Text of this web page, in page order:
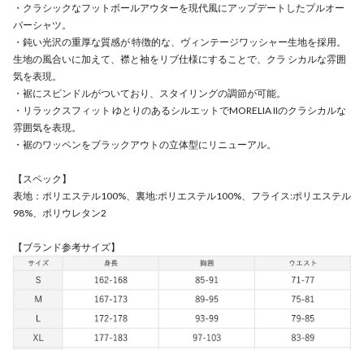
・クラシックなフットボールアウターを現代風にアップデートしたプルオー
バーシャツ。
・鈍い光沢の重厚な質感が 特徴的な、ヴィンテージワッシャー生地を採用。
生地の風合いに加えて、襟と袖をリブ仕様にすることで、クラ シカルな雰囲
気を表現。
・裾にスピンドルがついており、スタイリングの調節が可能。
・リラックスフィット ゆとりのあるシルエットでMORELIA IIのクラシカルな
雰囲気を表現。
・裾のワッペンをブラックアウトの立体型にリニューアル。
【スペック】
表地：ポリエステル100%、裏地:ポリエステル100%、フライス:ポリエステル
98%、ポリウレタン2
【ブランド参考サイズ】